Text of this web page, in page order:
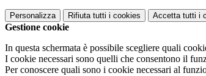
Personalizza Rifiuta tutti i cookies Accetta tutti i
Gestione cookie
In questa schermata è possibile scegliere quali
I cookie necessari sono quelli che consentono il
Per conoscere quali sono i cookie necessari al